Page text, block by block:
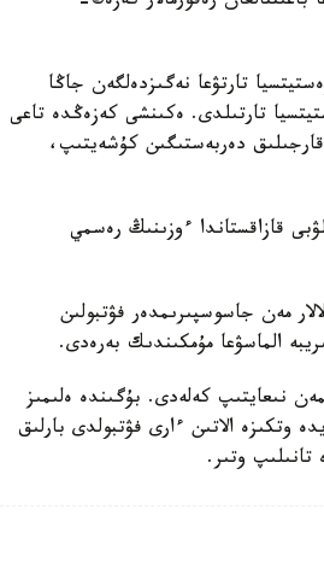
العاشقى كەزەڭىندە 11 كلۋب ينۆەستيتسيا تارتۋعا نەگىزدەلگەن جاڭا
تەڭگەدەن استام ينۆەستيتسيا تارتىلدى. ەكىنشى كەزەڭدە تاعى
قارجىلىق دەربەستىگىن كۇشەيتىپ،
كلۋبى قازاقستاندا ءوزىنىڭ رەسمي
مەن جاسوسپىرىمدەر فۋتبولىن
الماسۋعا مۇمكىندىك بەرەدى.
نىعايتىپ كەلەدى. بۇگىندە ەلىمىز
وتكىزە الاتىن ءارى فۋتبولدى بارلىق
تانىلىپ وتىر.